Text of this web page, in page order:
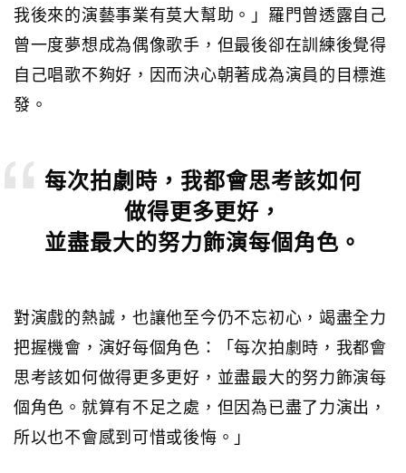
我後來的演藝事業有莫大幫助。」羅門曾透露自己
曾一度夢想成為偶像歌手，但最後卻在訓練後覺得
自己唱歌不夠好，因而決心朝著成為演員的目標進
發。
每次拍劇時，我都會思考該如何
做得更多更好，
並盡最大的努力飾演每個角色。
對演戲的熱誠，也讓他至今仍不忘初心，竭盡全力
把握機會，演好每個角色：「每次拍劇時，我都會
思考該如何做得更多更好，並盡最大的努力飾演每
個角色。就算有不足之處，但因為已盡了力演出，
所以也不會感到可惜或後悔。」